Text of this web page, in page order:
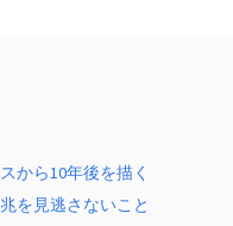
から10年後を描く
を見逃さないこと